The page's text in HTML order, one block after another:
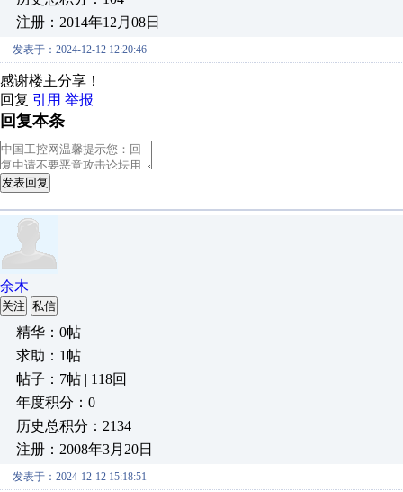
注册：2014年12月08日
发表于：2024-12-12 12:20:46
感谢楼主分享！
回复 引用 举报
回复本条
发表回复
余木
关注 私信
精华：0帖
求助：1帖
帖子：7帖 | 118回
年度积分：0
历史总积分：2134
注册：2008年3月20日
发表于：2024-12-12 15:18:51